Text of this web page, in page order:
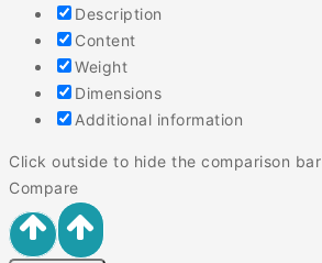
Description
Content
Weight
Dimensions
Additional information
Click outside to hide the comparison bar
Compare